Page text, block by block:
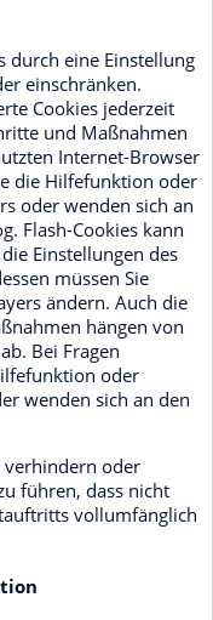
durch eine Einstellung
einschränken.
Cookies jederzeit
und Maßnahmen
Internet-Browser
die Hilfefunktion oder
oder wenden sich an
Flash-Cookies kann
Einstellungen des
müssen Sie
ändern. Auch die
hängen von
Bei Fragen
oder
wenden sich an den
verhindern oder
führen, dass nicht
vollumfänglich